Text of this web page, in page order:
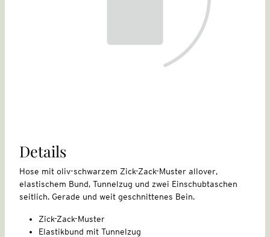
Details
Hose mit oliv-schwarzem Zick-Zack-Muster allover,
elastischem Bund, Tunnelzug und zwei Einschubtaschen
seitlich. Gerade und weit geschnittenes Bein.
Zick-Zack-Muster
Elastikbund mit Tunnelzug